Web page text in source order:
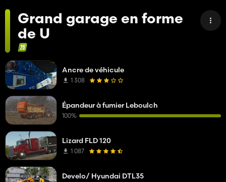
Grand garage en forme
de U
Ancre de véhicule
1 308
Épandeur à fumier Leboulch
100%
Lizard FLD 120
1 087
Develo/ Hyundai DTL35